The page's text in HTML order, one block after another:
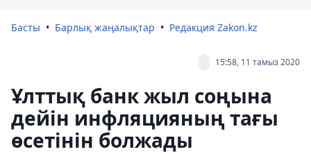
Басты Барлық жаңалықтар Редакция Zakon.kz
15:58, 11 тамыз 2020
Ұлттық банк жыл соңына
дейін инфляцияның тағы
өсетінін болжады